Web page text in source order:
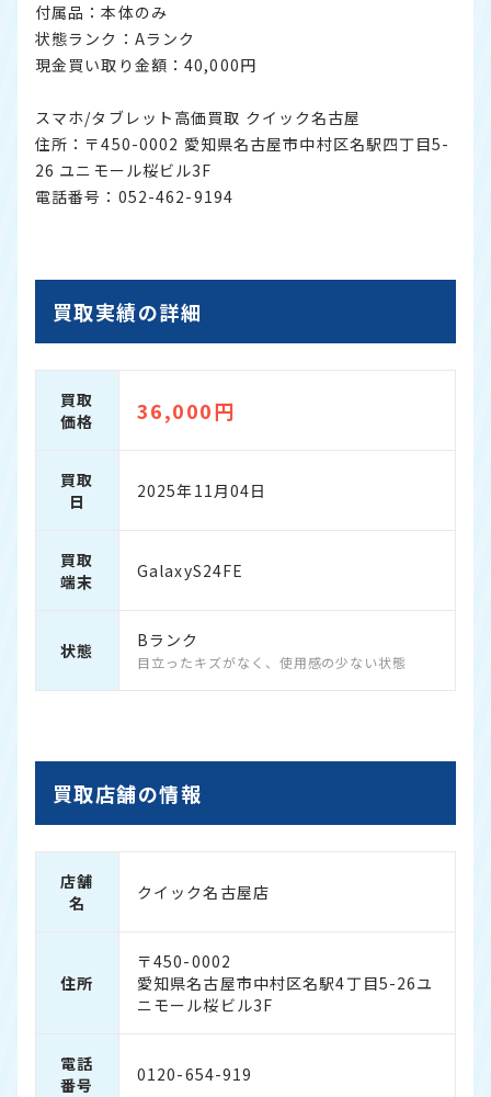
付属品：本体のみ
状態ランク：Aランク
現金買い取り金額：40,000円
スマホ/タブレット高価買取 クイック名古屋
住所：〒450-0002 愛知県名古屋市中村区名駅四丁目5-
26 ユニモール桜ビル3F
電話番号：052-462-9194
買取実績の詳細
買取
価格
36,000円
買取
日
2025年11月04日
買取
端末
GalaxyS24FE
状態 Bランク
目立ったキズがなく、使用感の少ない状態
買取店舗の情報
店舗
名
クイック名古屋店
住所
〒450-0002
愛知県名古屋市中村区名駅4丁目5-26ユ
ニモール桜ビル3F
電話
番号
0120-654-919